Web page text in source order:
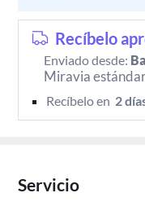
Recíbelo
Enviado desde:
Miravia
Recíbelo en 2
Servicio